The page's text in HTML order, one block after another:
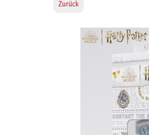
Zurück
Bildergalerie überspringen